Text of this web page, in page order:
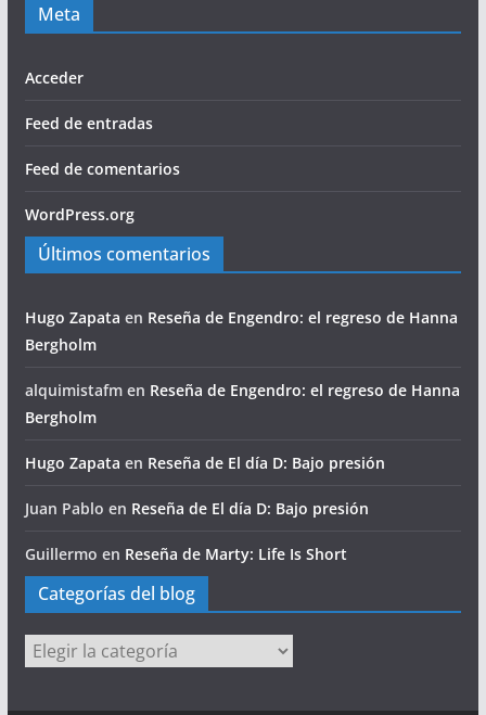
Meta
Acceder
Feed de entradas
Feed de comentarios
WordPress.org
Últimos comentarios
Hugo Zapata en Reseña de Engendro: el regreso de Hanna
Bergholm
alquimistafmen Reseña de Engendro: el regreso de Hanna
Bergholm
Hugo Zapata en Reseña de El día D: Bajo presión
Juan Pablo en Reseña de El día D: Bajo presión
Guillermo en Reseña de Marty: Life Is Short
Categorías del blog
Categorías
del